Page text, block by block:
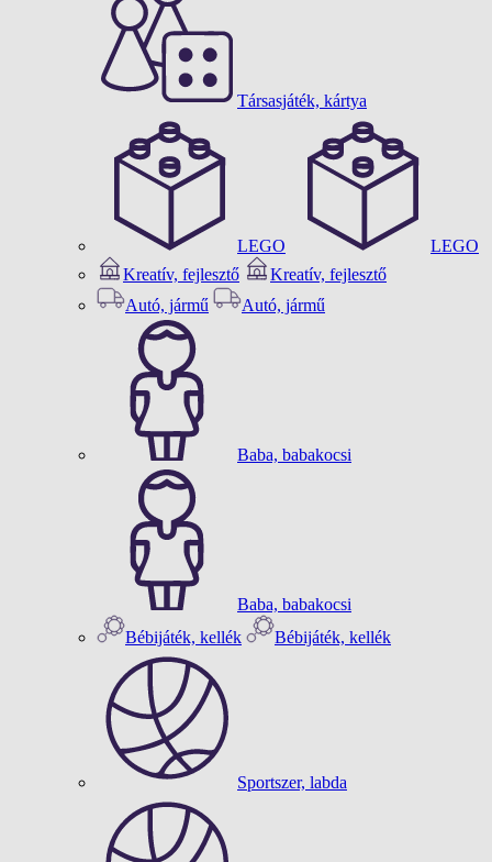
Társasjáték, kártya
LEGO
LEGO
Kreatív, fejlesztő
Kreatív, fejlesztő
Autó, jármű
Autó, jármű
Baba, babakocsi
Baba, babakocsi
Bébijáték, kellék
Bébijáték, kellék
Sportszer, labda